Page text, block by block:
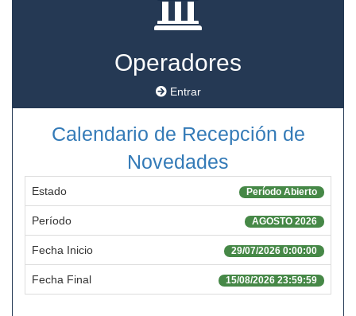
Operadores
Entrar
Calendario de Recepción de
Novedades
Estado Período Abierto
Período AGOSTO 2026
Fecha Inicio 29/07/2026 0:00:00
Fecha Final 15/08/2026 23:59:59